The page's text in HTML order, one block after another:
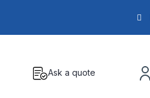
Ask a quote